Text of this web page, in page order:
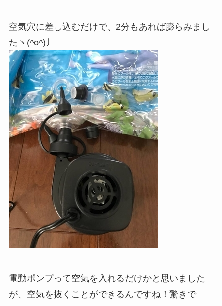
空気穴に差し込むだけで、2分もあれば膨らみまし
たヽ(^o^)丿
電動ポンプって空気を入れるだけかと思いました
が、空気を抜くことができるんですね！驚きで